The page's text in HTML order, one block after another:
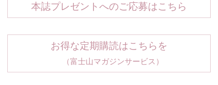
本誌プレゼントへのご応募はこちら
お得な定期購読はこちらを
（富士山マガジンサービス）